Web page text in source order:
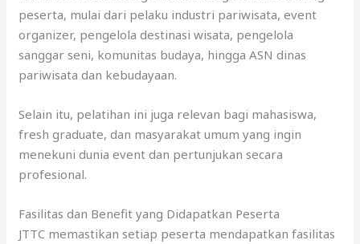
peserta, mulai dari pelaku industri pariwisata, event
organizer, pengelola destinasi wisata, pengelola
sanggar seni, komunitas budaya, hingga ASN dinas
pariwisata dan kebudayaan.
Selain itu, pelatihan ini juga relevan bagi mahasiswa,
fresh graduate, dan masyarakat umum yang ingin
menekuni dunia event dan pertunjukan secara
profesional.
Fasilitas dan Benefit yang Didapatkan Peserta
JTTC memastikan setiap peserta mendapatkan fasilitas